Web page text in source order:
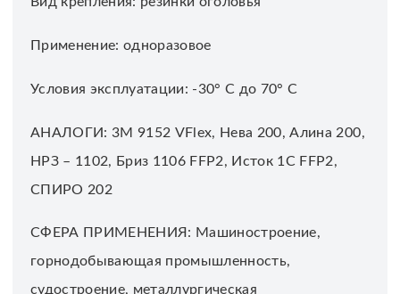
Применение: одноразовое
Условия эксплуатации: -30° С до 70° С
АНАЛОГИ: 3М 9152 VFlex, Нева 200, Алина 200,
НРЗ – 1102, Бриз 1106 FFP2, Исток 1С FFP2,
СПИРО 202
СФЕРА ПРИМЕНЕНИЯ: Машиностроение,
горнодобывающая промышленность,
судостроение, металлургическая